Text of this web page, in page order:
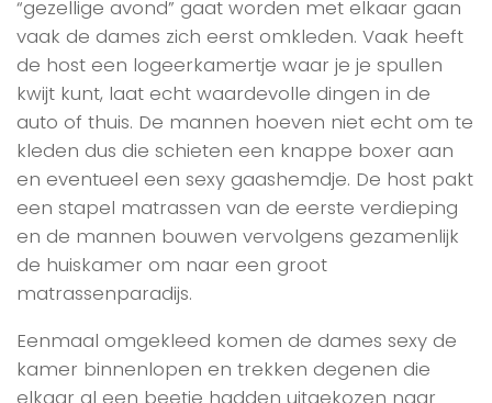
“gezellige avond” gaat worden met elkaar gaan
vaak de dames zich eerst omkleden. Vaak heeft
de host een logeerkamertje waar je je spullen
kwijt kunt, laat echt waardevolle dingen in de
auto of thuis. De mannen hoeven niet echt om te
kleden dus die schieten een knappe boxer aan
en eventueel een sexy gaashemdje. De host pakt
een stapel matrassen van de eerste verdieping
en de mannen bouwen vervolgens gezamenlijk
de huiskamer om naar een groot
matrassenparadijs.
Eenmaal omgekleed komen de dames sexy de
kamer binnenlopen en trekken degenen die
elkaar al een beetje hadden uitgekozen naar